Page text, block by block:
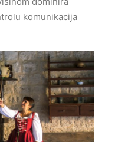
komunikacija